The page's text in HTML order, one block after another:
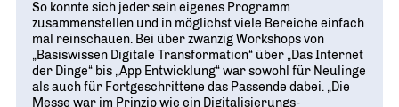
Deutsche Industrie- und Handelskammer (DIHK)
Junior Chamber International (JCI)
G20 Young Entrepreneurs‘ Alliance
Wirtschaftswissen im Wettbewerb (w³)
WIRTSCHAFTSQUIZ FÜR SCHÜLER
CYE
CREATIVE YOUNG ENTREPRENEUR
So konnte sich jeder sein eigenes Programm
zusammenstellen und in möglichst viele Bereiche einfach
mal reinschauen. Bei über zwanzig Workshops von
„Basiswissen Digitale Transformation“ über „Das Internet
der Dinge“ bis „App Entwicklung“ war sowohl für Neulinge
als auch für Fortgeschrittene das Passende dabei. „Die
Messe war im Prinzip wie ein Digitalisierungs-